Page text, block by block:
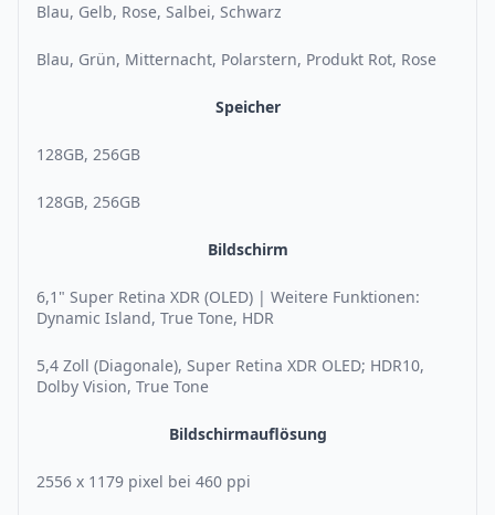
Blau, Gelb, Rose, Salbei, Schwarz
Blau, Grün, Mitternacht, Polarstern, Produkt Rot, Rose
Speicher
128GB, 256GB
128GB, 256GB
Bildschirm
6,1" Super Retina XDR (OLED) | Weitere Funktionen:
Dynamic Island, True Tone, HDR
5,4 Zoll (Diagonale), Super Retina XDR OLED; HDR10,
Dolby Vision, True Tone
Bildschirmauflösung
2556 x 1179 pixel bei 460 ppi